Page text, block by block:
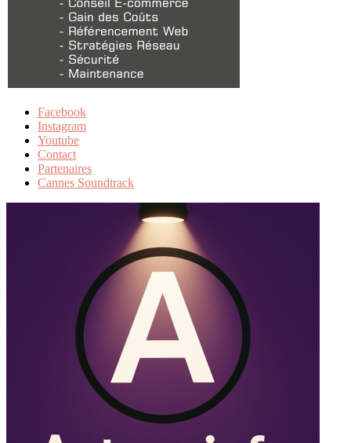
Facebook
Instagram
Youtube
Contact
Partenaires
Cannes Soundtrack